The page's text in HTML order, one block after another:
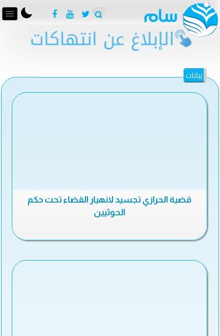
بيانات
قضية الحرازي تجسيد لانهيار القضاء تحت حكم
الحوثيين